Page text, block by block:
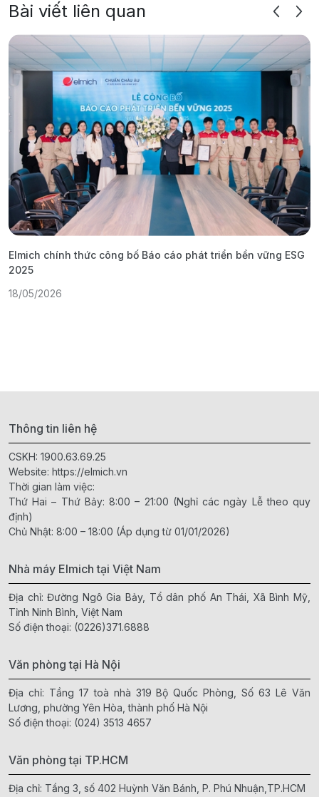
Bài viết liên quan
Elmich chính thức công bố Báo cáo phát triển bền vững ESG
2025
18/05/2026
Thông tin liên hệ
CSKH: 1900.63.69.25
Website: https://elmich.vn
Thời gian làm việc:
Thứ Hai – Thứ Bảy: 8:00 – 21:00 (Nghỉ các ngày Lễ theo quy
định)
Chủ Nhật: 8:00 – 18:00 (Áp dụng từ 01/01/2026)
Nhà máy Elmich tại Việt Nam
Địa chỉ: Đường Ngô Gia Bảy, Tổ dân phố An Thái, Xã Bình Mỹ,
Tỉnh Ninh Bình, Việt Nam
Số điện thoại: (0226)371.6888
Văn phòng tại Hà Nội
Địa chỉ: Tầng 17 toà nhà 319 Bộ Quốc Phòng, Số 63 Lê Văn
Lương, phường Yên Hòa, thành phố Hà Nội
Số điện thoại: (024) 3513 4657
Văn phòng tại TP.HCM
Địa chỉ: Tầng 3, số 402 Huỳnh Văn Bánh, P. Phú Nhuận,TP.HCM